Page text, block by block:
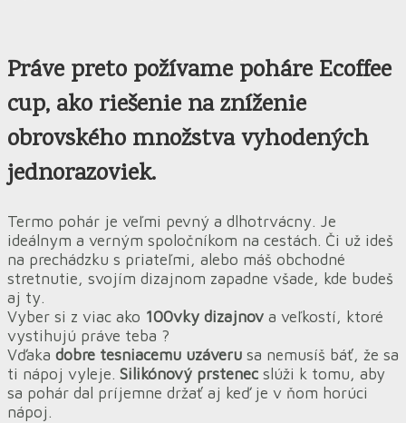
Práve preto požívame poháre Ecoffee
cup, ako riešenie na zníženie
obrovského množstva vyhodených
jednorazoviek.
Termo pohár je veľmi pevný a dlhotrvácny. Je
ideálnym a verným spoločníkom na cestách. Či už ideš
na prechádzku s priateľmi, alebo máš obchodné
stretnutie, svojím dizajnom zapadne všade, kde budeš
aj ty.
Vyber si z viac ako 100vky dizajnov a veľkostí, ktoré
vystihujú práve teba ?
Vďaka dobre tesniacemu uzáveru sa nemusíš báť, že sa
ti nápoj vyleje. Silikónový prstenec slúži k tomu, aby
sa pohár dal príjemne držať aj keď je v ňom horúci
nápoj.